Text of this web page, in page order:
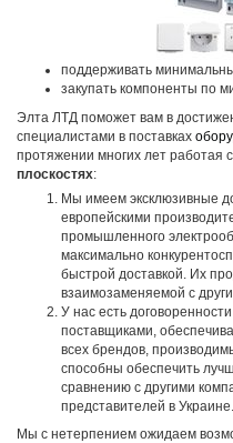
поддерживать
закупать компоненты по
Элта ЛТД поможет вам в
специалистами в поставках
протяжении многих лет работая
плоскостях:
Мы имеем эксклюзивные
европейскими
промышленного
максимально
быстрой доставкой. Их
взаимозаменяемой с
У нас есть
поставщиками,
всех брендов,
способны обеспечить
сравнению с другими
представителей в Украине.
Мы с нетерпением ожидаем